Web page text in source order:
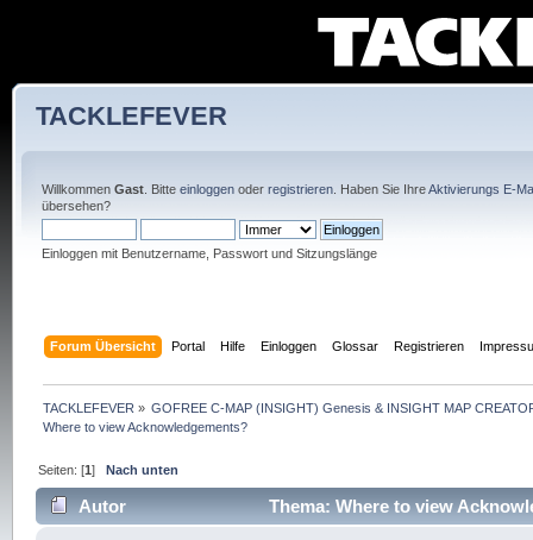
TACKLEFEVER
Willkommen Gast. Bitte einloggenoder registrieren. Haben Sie IhreAktivierungs E-
übersehen?
Einloggen mit Benutzername, Passwort und Sitzungslänge
Forum Übersicht Portal Hilfe Einloggen Glossar Registrieren
TACKLEFEVER » GOFREE C-MAP (INSIGHT) Genesis & INSIGHT MAP
Where to view Acknowledgements?
Seiten: [1]Nach unten
Autor Thema: Where to view